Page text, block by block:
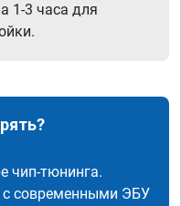
1-3 часа для
чип-тюнинга.
с современными ЭБУ